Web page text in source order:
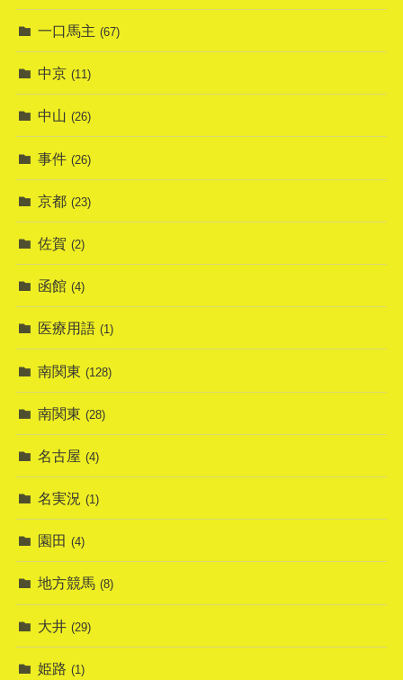
一口馬主 (67)
中京 (11)
中山 (26)
事件 (26)
京都 (23)
佐賀 (2)
函館 (4)
医療用語 (1)
南関東 (128)
南関東 (28)
名古屋 (4)
名実況 (1)
園田 (4)
地方競馬 (8)
大井 (29)
姫路 (1)